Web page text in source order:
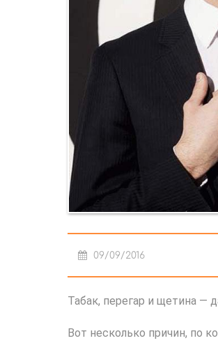
09/09/2016
Табак, перегар и щетина —
Вот несколько причин, по